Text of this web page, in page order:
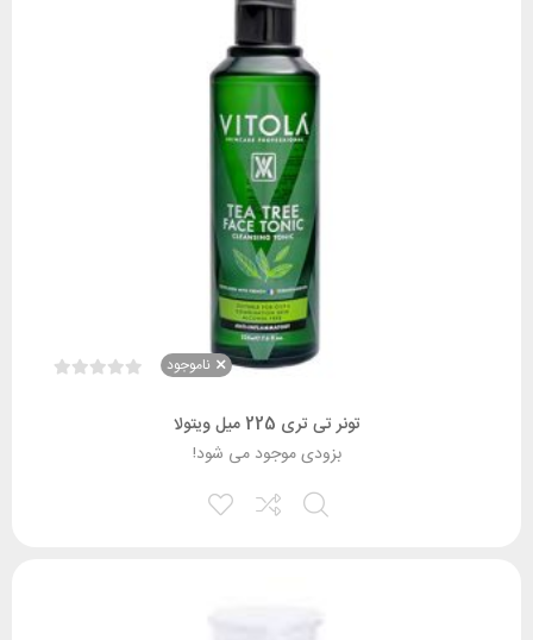
ناموجود
تونر تی تری 225 میل ویتولا
بزودی موجود می شود!